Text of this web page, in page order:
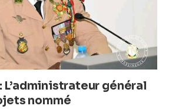
L’administrateur général
nommé